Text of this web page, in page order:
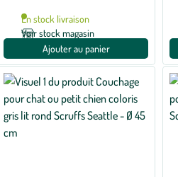
En stock livraison
Voir stock magasin
Ajouter au panier